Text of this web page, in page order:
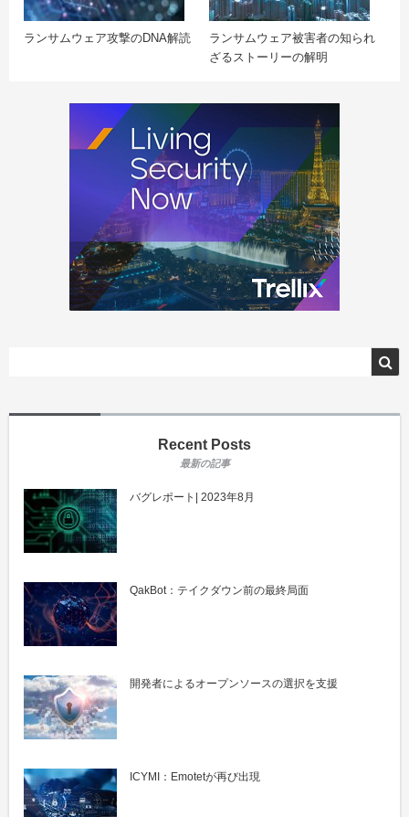
ランサムウェア攻撃のDNA解読
ランサムウェア被害者の知られ
ざるストーリーの解明
Recent Posts
バグレポート| 2023年8月
QakBot：テイクダウン前の最終局面
開発者によるオープンソースの選択を支援
ICYMI：Emotetが再び出現